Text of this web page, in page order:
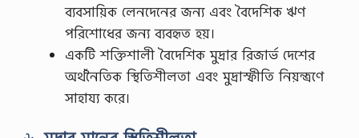
ব্যবসায়িক লেনদেনের জন্য এবং বৈদেশিক ঋণ
পরিশোধের জন্য ব্যবহৃত হয়।
একটি শক্তিশালী বৈদেশিক মুদ্রার রিজার্ভ দেশের
অর্থনৈতিক স্থিতিশীলতা এবং মুদ্রাস্ফীতি নিয়ন্ত্রণে
সাহায্য করে।